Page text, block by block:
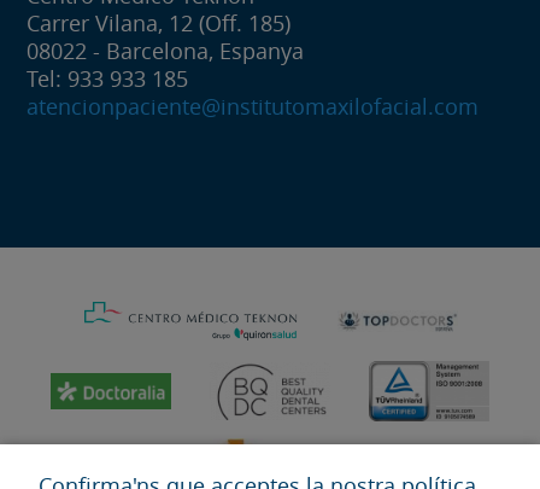
Carrer Vilana, 12 (Off. 185)
08022 - Barcelona, Espanya
Tel: 933 933 185
atencionpaciente@institutomaxilofacial.com